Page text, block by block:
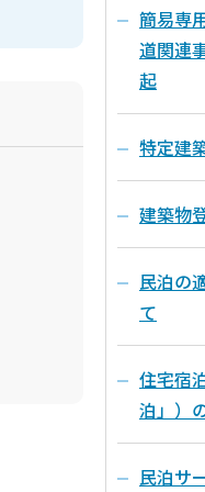
簡易専
道関連
起
特定建
建築物
民泊の
て
住宅宿
泊」）
民泊サ